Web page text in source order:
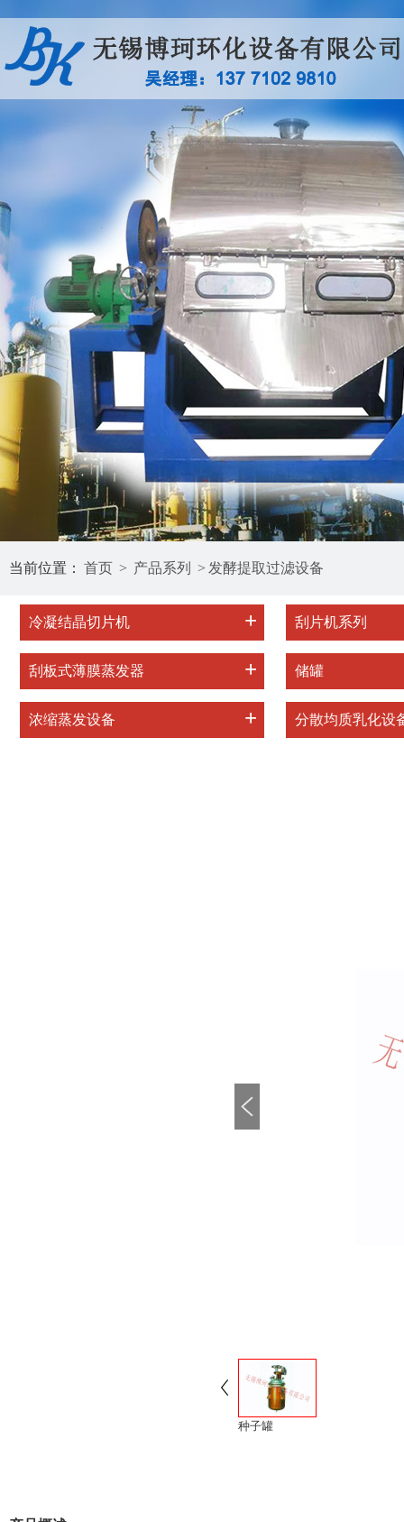
当前位置： 首页 > 产品系列 > 发酵提取过滤设备
冷凝结晶切片机 + 刮片机系列
刮板式薄膜蒸发器 + 储罐
浓缩蒸发设备 + 分散均质乳化设
种子罐